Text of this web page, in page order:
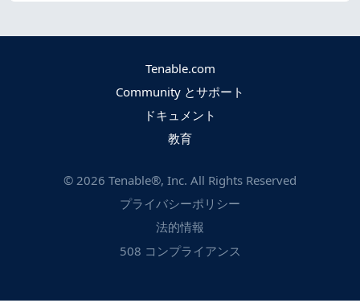
Tenable.com
Community とサポート
ドキュメント
教育
© 2026 Tenable®, Inc. All Rights Reserved
プライバシーポリシー
法的情報
508 コンプライアンス